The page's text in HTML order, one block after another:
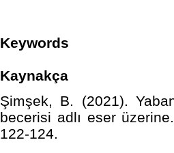
Keywords
Kaynakça
Şimşek, B. (2021).
becerisi adlı eser
122-124.